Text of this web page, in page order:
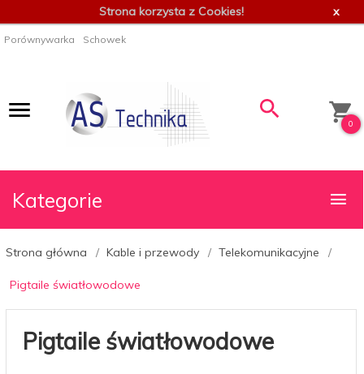
Strona korzysta z Cookies! x
Porównywarka Schowek
0
Kategorie
Strona główna Kable i przewody Telekomunikacyjne
Pigtaile światłowodowe
Pigtaile światłowodowe